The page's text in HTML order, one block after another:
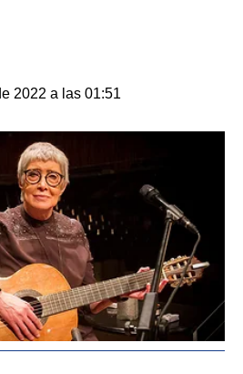
2022 a las 01:51